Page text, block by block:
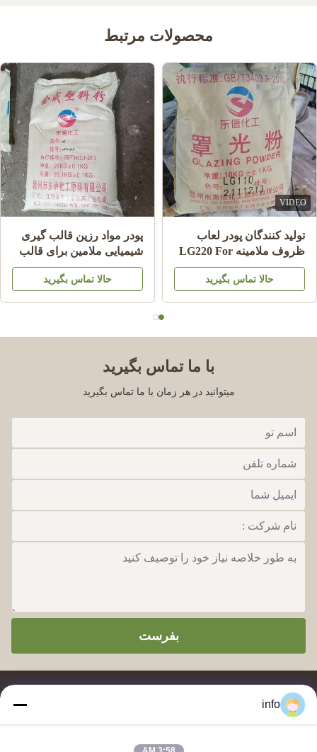
محصولات مرتبط
VIDEO
تولید کنندگان پودر لعاب
ظروف ملامینه LG220 For
Shining Plate Melamine
حالا تماس بگیرید
پودر مواد رزین قالب گیری
شیمیایی ملامین برای قالب
گیری ظروف ملامینه A5
حالا تماس بگیرید
با ما تماس بگیرید
میتوانید در هر زمان با ما تماس بگیرید
بفرست
info